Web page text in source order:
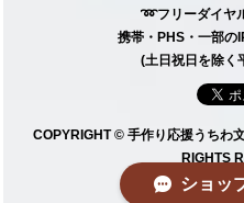
➿フリーダイヤ
携帯・PHS・一部の
(土日祝日を除く
COPYRIGHT © 手作り応援うち
RIGHTS
ショッ